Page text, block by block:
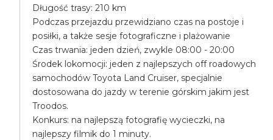
Długość trasy: 210 km
Podczas przejazdu przewidziano czas na postoje i
posiłki, a także sesje fotograficzne i plażowanie
Czas trwania: jeden dzień, zwykle 08:00 - 20:00
Środek lokomocji: jeden z najlepszych off roadowych
samochodów Toyota Land Cruiser, specjalnie
dostosowana do jazdy w terenie górskim jakim jest
Troodos.
Konkurs: na najlepszą fotografię wycieczki, na
najlepszy filmik do 1 minuty.